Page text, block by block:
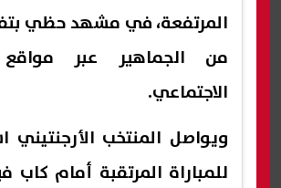
المرتفعة، في مشهد حظي
من الجماهير عبر مواقع
الاجتماعي.
ويواصل المنتخب الأرجنتيني
للمباراة المرتقبة أمام كاب